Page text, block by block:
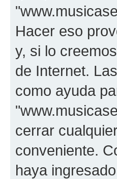
Hacer eso
y, si lo
de Internet.
como ayuda
cerrar
conveniente.
haya